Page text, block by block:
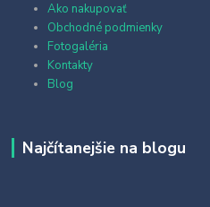
Ako nakupovať
Obchodné podmienky
Fotogaléria
Kontakty
Blog
Najčítanejšie na blogu